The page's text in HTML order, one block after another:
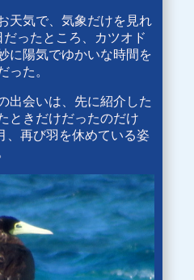
天気で、気象だけを見れ
ったところ、カツオド
に陽気でゆかいな時間を
った。
出会いは、先に紹介した
ときだけだったのだけ
、再び羽を休めている姿